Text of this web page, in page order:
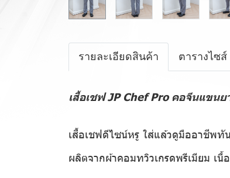
รายละเอียดสินค้า ตารางไซส์
เสื้อเชฟ JP Chef Pro คอจีนแขน
เสื้อเชฟดีไซน์หรู ใส่แล้วดูมืออาชีพทั
ผลิตจากผ้าคอมทวิวเกรดพรีเมียม เ